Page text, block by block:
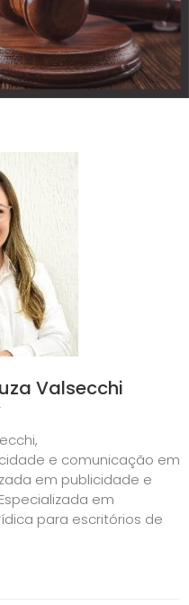
Valsecchi
e comunicação em
em publicidade e
em
para escritórios de